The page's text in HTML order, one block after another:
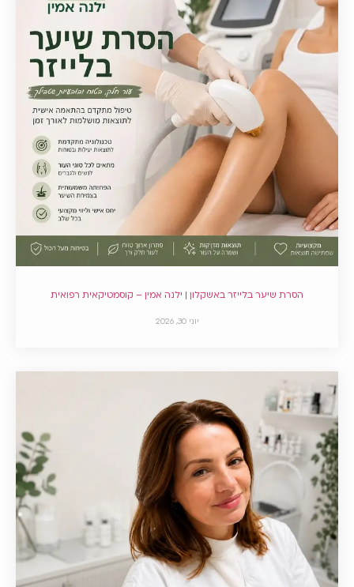
הסרת שיער בלייזר באשקלון | ילנה אמין – קוסמטיקאית רפואית
יוני 30, 2026